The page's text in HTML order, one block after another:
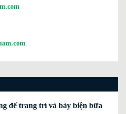
để trang trí và bày biện bữa